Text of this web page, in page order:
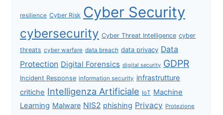
resilience Cyber Risk Cyber Security
cybersecurity Cyber Threat Intelligence cyber
threats cyber warfare data breach data privacy Data
Protection Digital Forensics digital security GDPR
Incident Response information security infrastrutture
critiche Intelligenza Artificiale IoT Machine
Learning Malware NIS2 phishing Privacy Protezione